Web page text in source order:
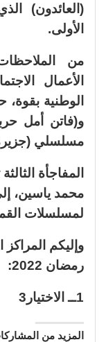
(العائدون)
الأولى.
من
الأعمال
الوطنية
و(فاتن أمل
مسلسلي
المفاجأة
محمد ياسين،
لمسلسلات
وإليكم
رمضان 2022:
1ــ الاختيار3
المزيد من